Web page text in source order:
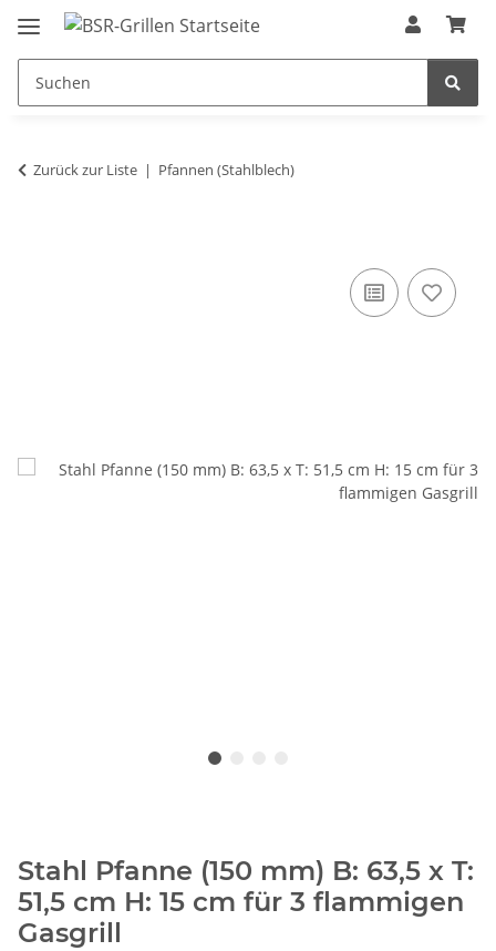
Zurück zur Liste Pfannen (Stahlblech)
Stahl Pfanne (150 mm) B: 63,5 x T:
51,5 cm H: 15 cm für 3 flammigen
Gasgrill